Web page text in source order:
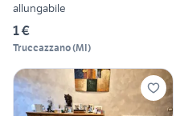
allungabile
1 €
Truccazzano(MI)